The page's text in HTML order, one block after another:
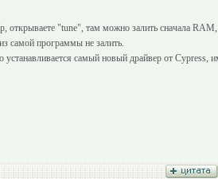
открываете "tune", там можно залить сначала
самой программы не залить.
устанавливается самый новый драйвер от Cypress,